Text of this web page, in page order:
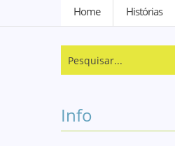
Home Histórias
Info